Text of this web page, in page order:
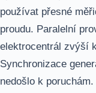
používat přesné
proudu. Paralelní
elektrocentrál zvýší
Synchronizace
nedošlo k